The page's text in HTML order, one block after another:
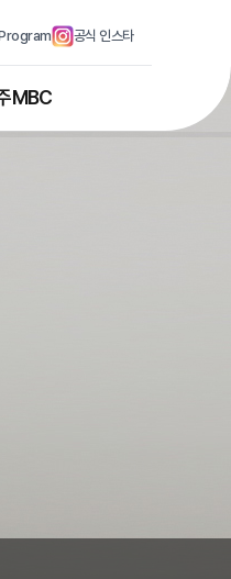
공식 인스타
MBC